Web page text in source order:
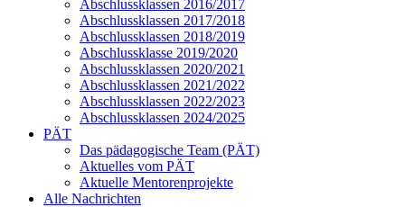
Abschlussklassen 2016/2017
Abschlussklassen 2017/2018
Abschlussklassen 2018/2019
Abschlussklasse 2019/2020
Abschlussklassen 2020/2021
Abschlussklassen 2021/2022
Abschlussklassen 2022/2023
Abschlussklassen 2024/2025
PÄT
Das pädagogische Team (PÄT)
Aktuelles vom PÄT
Aktuelle Mentorenprojekte
Alle Nachrichten